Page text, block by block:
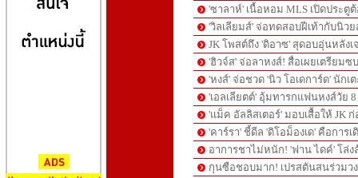
'ซาลาห์' เนื้อหอม MLS เปิดประตู
'วิลเลียมส์' จ่อทดสอบฝีเท้ากับนิว
JK โพสต์ถึง 'ดิอาซ' สุดอบอุ่นหลังเ
'ฮิวจ์ส' จ่อลาหงส์! สื่อเผยเตรียม
'หงส์' จ่อชวด 'นิว โอเดการ์ด' นักเ
'เอลเลียตต์' อุ้มทารกแฟนหงส์วัย
'แม็ค อัลลิสเตอร์' มอบเสื้อให้ JK
'คาร์รา' ชี้ดีล 'ดิโอม็องเด' คือการ
อาการชาไม่หนัก! 'ฟาน ไดค์' โล่
กุนซือชอบมาก! เปรสตันสนร่วมว